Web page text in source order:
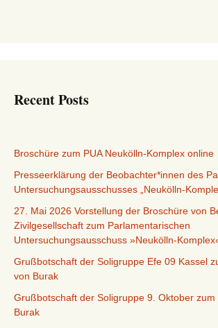
Recent Posts
Broschüre zum PUA Neukölln-Komplex online
Presseerklärung der Beobachter*innen des
Untersuchungsausschusses „Neukölln-
27. Mai 2026 Vorstellung der Broschüre von
Zivilgesellschaft zum Parlamentarischen
Untersuchungsausschuss »Neukölln-
Grußbotschaft der Soligruppe Efe 09 Kassel
von Burak
Grußbotschaft der Soligruppe 9. Oktober zum
Burak